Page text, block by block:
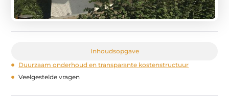
Inhoudsopgave
Duurzaam onderhoud en transparante kostenstructuur
Veelgestelde vragen